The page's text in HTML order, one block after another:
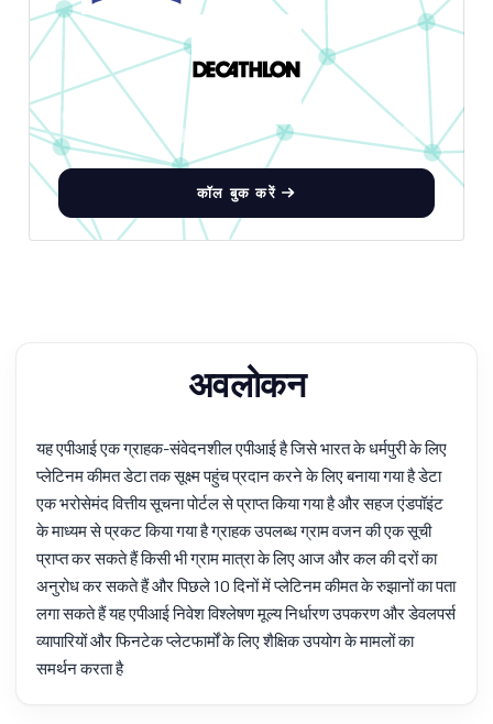
कॉल बुक करें
अवलोकन
यह एपीआई एक ग्राहक-संवेदनशील एपीआई है जिसे भारत के धर्मपुरी के लिए
प्लेटिनम कीमत डेटा तक सूक्ष्म पहुंच प्रदान करने के लिए बनाया गया है डेटा
एक भरोसेमंद वित्तीय सूचना पोर्टल से प्राप्त किया गया है और सहज एंडपॉइंट
के माध्यम से प्रकट किया गया है ग्राहक उपलब्ध ग्राम वजन की एक सूची
प्राप्त कर सकते हैं किसी भी ग्राम मात्रा के लिए आज और कल की दरों का
अनुरोध कर सकते हैं और पिछले 10 दिनों में प्लेटिनम कीमत के रुझानों का पता
लगा सकते हैं यह एपीआई निवेश विश्लेषण मूल्य निर्धारण उपकरण और डेवलपर्स
व्यापारियों और फिनटेक प्लेटफार्मों के लिए शैक्षिक उपयोग के मामलों का
समर्थन करता है